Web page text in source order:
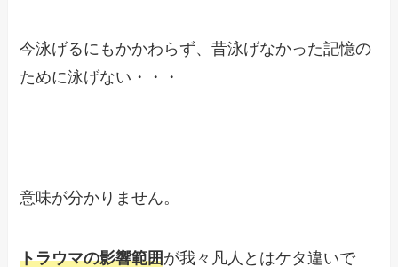
今泳げるにもかかわらず、昔泳げなかった記憶の
ために泳げない・・・
意味が分かりません。
トラウマの影響範囲が我々凡人とはケタ違いで